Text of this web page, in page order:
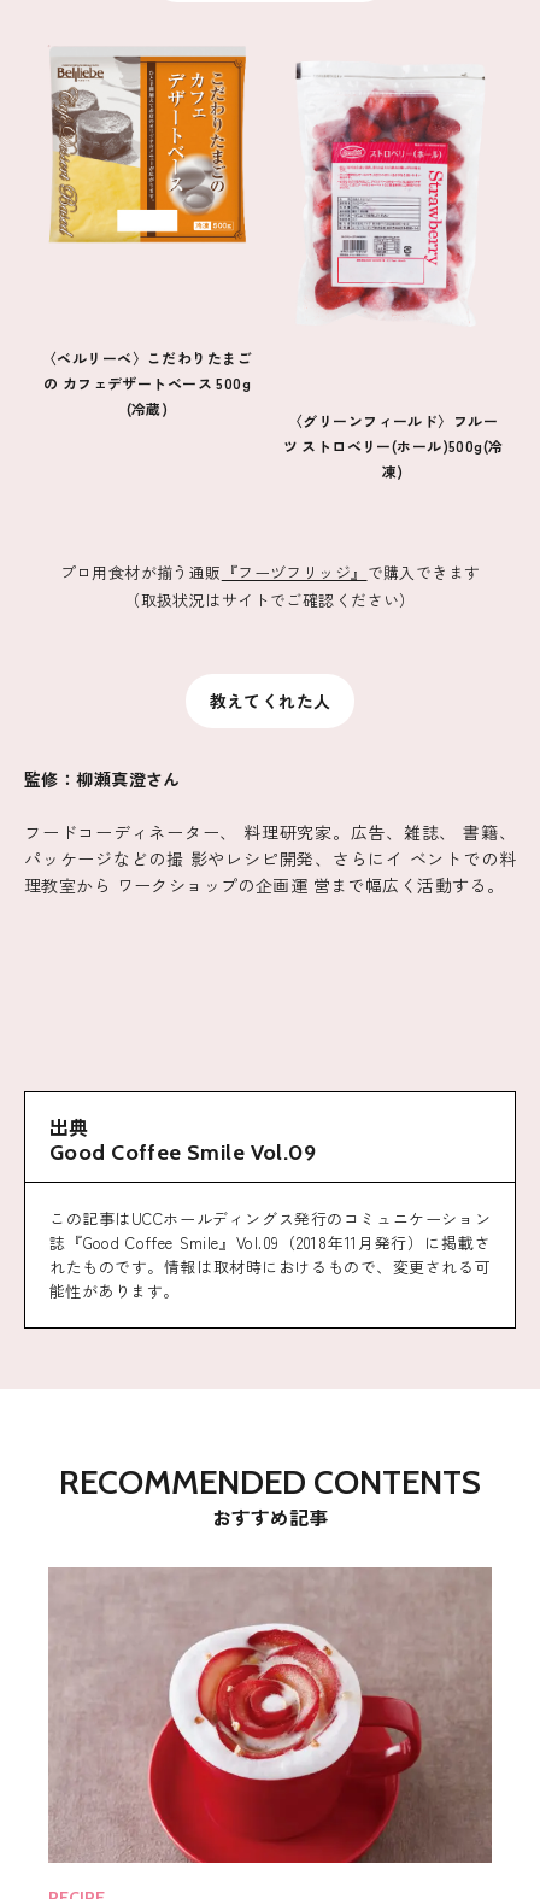
〈ベルリーベ〉こだわりたまご
の カフェデザートベース 500g
(冷蔵)
〈グリーンフィールド〉フルー
ツ ストロベリー(ホール)500g(冷
凍)
プロ用食材が揃う通販 『フーヅフリッジ』 で購入できます
（取扱状況はサイトでご確認ください）
教えてくれた人
監修：柳瀬真澄さん
フードコーディネーター、 料理研究家。広告、雑誌、 書籍、
パッケージなどの撮 影やレシピ開発、さらにイ ベントでの料
理教室から ワークショップの企画運 営まで幅広く活動する。
出典
Good Coffee Smile Vol.09
この記事はUCCホールディングス発行のコミュニケーション
誌『Good Coffee Smile』Vol.09（2018年11月発行）に掲載さ
れたものです。情報は取材時におけるもので、変更される可
能性があります。
RECOMMENDED CONTENTS
おすすめ記事